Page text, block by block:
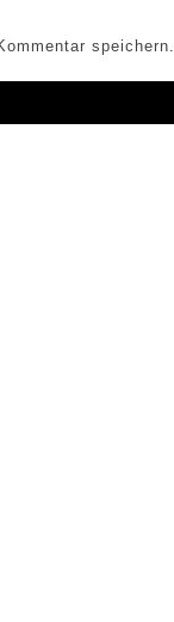
speichern.